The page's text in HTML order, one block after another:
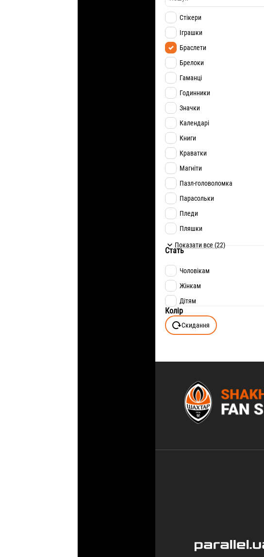
Cтікери
Іграшки
Браслети
Брелоки
Гаманці
Годинники
Значки
Календарі
Книги
Краватки
Магніти
Пазл-головоломка
Парасольки
Пледи
Пляшки
Подарункова упаковка
Ручки
Рушники
Сумки
Чашки
Чохли для телефону
Показати все (22)
Стать
Чоловікам
Жінкам
Дітям
Колір
Скидання